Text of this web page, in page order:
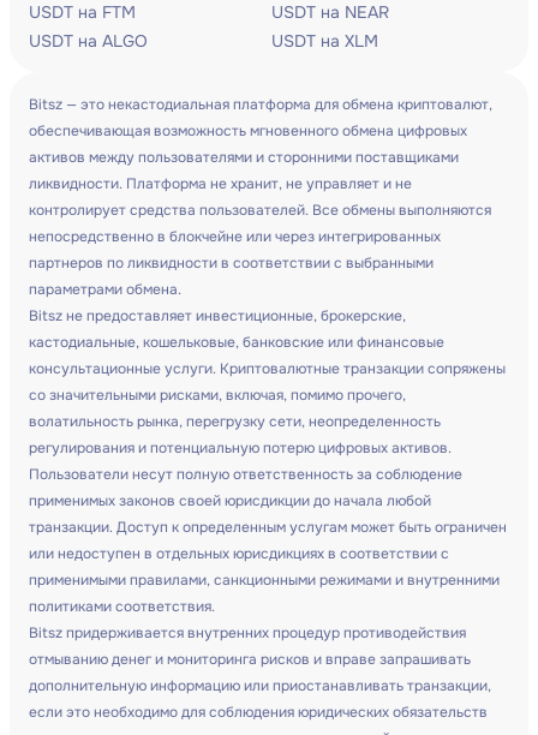
USDT на FTM
USDT на NEAR
USDT на ALGO
USDT на XLM
Bitsz — это некастодиальная платформа для обмена криптовалют,
обеспечивающая возможность мгновенного обмена цифровых
активов между пользователями и сторонними поставщиками
ликвидности. Платформа не хранит, не управляет и не
контролирует средства пользователей. Все обмены выполняются
непосредственно в блокчейне или через интегрированных
партнеров по ликвидности в соответствии с выбранными
параметрами обмена.
Bitsz не предоставляет инвестиционные, брокерские,
кастодиальные, кошельковые, банковские или финансовые
консультационные услуги. Криптовалютные транзакции сопряжены
со значительными рисками, включая, помимо прочего,
волатильность рынка, перегрузку сети, неопределенность
регулирования и потенциальную потерю цифровых активов.
Пользователи несут полную ответственность за соблюдение
применимых законов своей юрисдикции до начала любой
транзакции. Доступ к определенным услугам может быть ограничен
или недоступен в отдельных юрисдикциях в соответствии с
применимыми правилами, санкционными режимами и внутренними
политиками соответствия.
Bitsz придерживается внутренних процедур противодействия
отмыванию денег и мониторинга рисков и вправе запрашивать
дополнительную информацию или приостанавливать транзакции,
если это необходимо для соблюдения юридических обязательств